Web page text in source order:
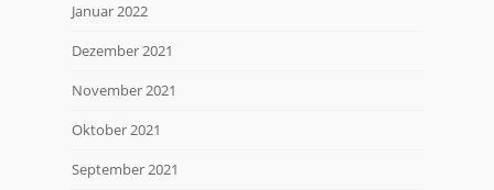
Januar 2022
Dezember 2021
November 2021
Oktober 2021
September 2021